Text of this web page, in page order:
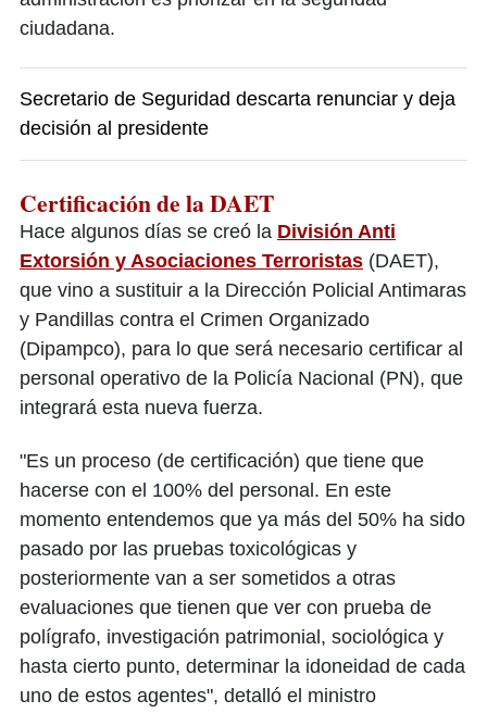
ciudadana.
Secretario de Seguridad descarta renunciar y deja
decisión al presidente
Certificación de la DAET
Hace algunos días se creó la División Anti
Extorsión y Asociaciones Terroristas (DAET),
que vino a sustituir a la Dirección Policial Antimaras
y Pandillas contra el Crimen Organizado
(Dipampco), para lo que será necesario certificar al
personal operativo de la Policía Nacional (PN), que
integrará esta nueva fuerza.
"Es un proceso (de certificación) que tiene que
hacerse con el 100% del personal. En este
momento entendemos que ya más del 50% ha sido
pasado por las pruebas toxicológicas y
posteriormente van a ser sometidos a otras
evaluaciones que tienen que ver con prueba de
polígrafo, investigación patrimonial, sociológica y
hasta cierto punto, determinar la idoneidad de cada
uno de estos agentes", detalló el ministro